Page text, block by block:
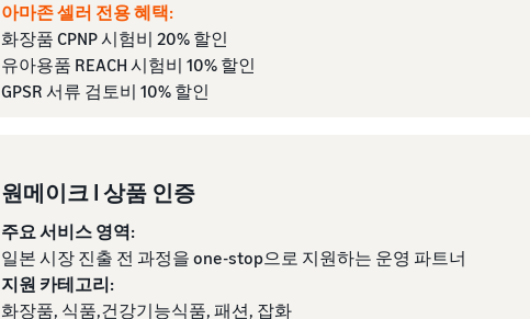
아마존 셀러 전용 혜택:
화장품 CPNP 시험비 20% 할인
유아용품 REACH 시험비 10% 할인
GPSR 서류 검토비 10% 할인
원메이크 I 상품 인증
주요 서비스 영역:
일본 시장 진출 전 과정을 one-stop으로 지원하는 운영 파트너
지원 카테고리:
화장품, 식품,건강기능식품, 패션, 잡화